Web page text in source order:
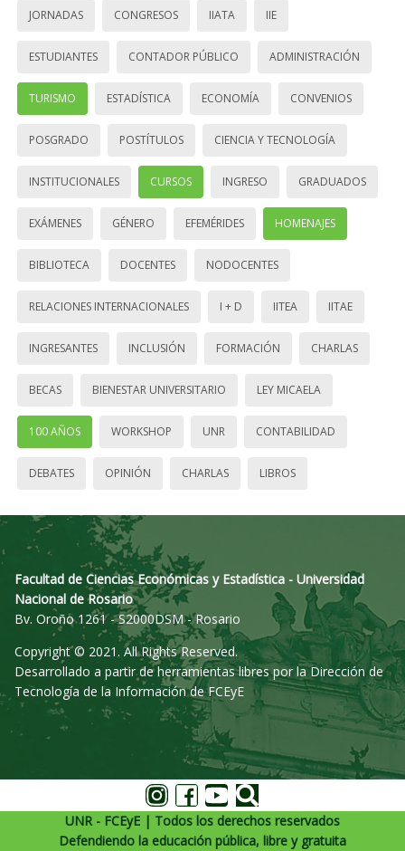
JORNADAS CONGRESOS IIATA IIE
ESTUDIANTES CONTADOR PÚBLICO ADMINISTRACIÓN
TURISMO ESTADÍSTICA ECONOMÍA CONVENIOS
POSGRADO POSTÍTULOS CIENCIA Y TECNOLOGÍA
INSTITUCIONALES CURSOS INGRESO GRADUADOS
EXÁMENES GÉNERO EFEMÉRIDES HOMENAJES
BIBLIOTECA DOCENTES NODOCENTES
RELACIONES INTERNACIONALES I + D IITEA IITAE
INGRESANTES INCLUSIÓN FORMACIÓN CHARLAS
BECAS BIENESTAR UNIVERSITARIO LEY MICAELA
100 AÑOS WORKSHOP UNR CONTABILIDAD
DEBATES OPINIÓN CHARLAS LIBROS
Facultad de Ciencias Económicas y Estadística - Universidad
Nacional de Rosario
Bv. Oroño 1261 - S2000DSM - Rosario
Copyright © 2021. All Rights Reserved.
Desarrollado a partir de herramientas libres por la Dirección de
Tecnología de la Información de FCEyE
UNR - FCEyE | Todos los derechos reservados
Defendiendo la educación pública, libre y gratuita